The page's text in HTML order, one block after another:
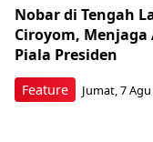
Feature
Nobar di Tengah
Ciroyom, Menjaga
Piala Presiden
Jumat, 7